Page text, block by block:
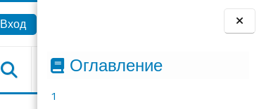
Блоки
Оглавление
1
Вход